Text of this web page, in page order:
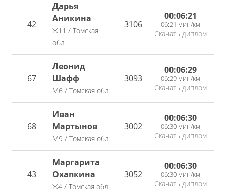
42
Дарья
Аникина
Ж11 / Томская
обл
3106
00:06:21
06:21 мин/км
Скачать диплом
67
Леонид
Шафф
М6 / Томская обл
3093
00:06:29
06:29 мин/км
Скачать диплом
68
Иван
Мартынов
М9 / Томская обл
3002
00:06:30
06:30 мин/км
Скачать диплом
43
Маргарита
Охапкина
Ж4 / Томская обл
3052
00:06:30
06:30 мин/км
Скачать диплом